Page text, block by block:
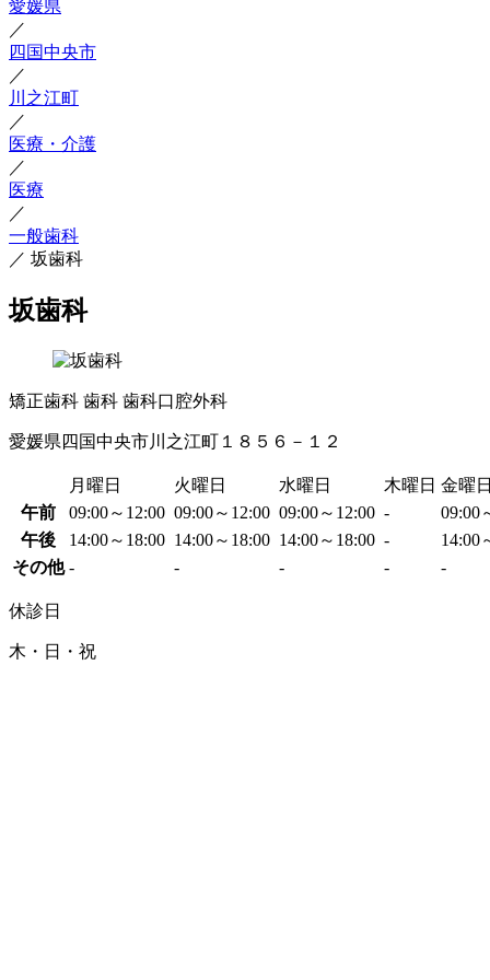
愛媛県
／
四国中央市
／
川之江町
／
医療・介護
／
医療
／
一般歯科
／ 坂歯科
坂歯科
矯正歯科 歯科 歯科口腔外科
愛媛県四国中央市川之江町１８５６－１２
月曜日 火曜日 水曜日 木曜日 金曜日
午前
09:00～12:00 09:00～12:00 09:00～12:00 - 09:00
午後
14:00～18:00 14:00～18:00 14:00～18:00 - 14:00
その他 - - - - -
休診日
木・日・祝